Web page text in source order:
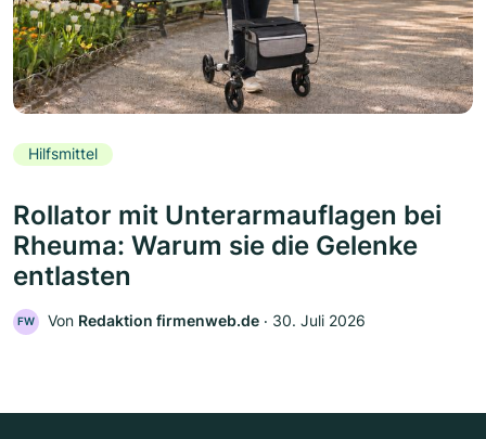
Hilfsmittel
Rollator mit Unterarmauflagen bei
Rheuma: Warum sie die Gelenke
entlasten
FW Von Redaktion firmenweb.de ‧ 30. Juli 2026